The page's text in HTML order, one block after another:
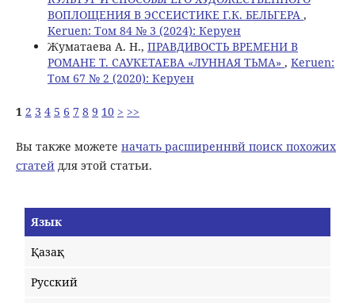
ВОПЛОЩЕНИЯ В ЭССЕИСТИКЕ Г.К. БЕЛЬГЕРА ,
Keruen: Том 84 № 3 (2024): Керуен
Жуматаева А. Н., ПРАВДИВОСТЬ ВРЕМЕНИ В
РОМАНЕ Т. САУКЕТАЕВА «ЛУННАЯ ТЬМА» , Keruen:
Том 67 № 2 (2020): Керуен
1 2 3 4 5 6 7 8 9 10 > >>
Вы также можете начать расширеннвй поиск похожих
статейдля этой статьи.
Язык
Қазақ
Русский